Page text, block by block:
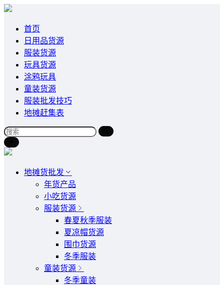
首页
日用品货源
服装货源
玩具货源
涂鸦玩具
童装货源
服装批发技巧
地摊赶集表
地摊货批发
年货产品
小吃货源
服装货源
春夏秋季服装
夏凉帽货源
围巾货源
冬季服装
童装货源
冬季童装